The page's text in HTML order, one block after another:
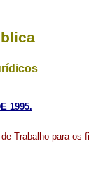
1995.
Trabalho para os